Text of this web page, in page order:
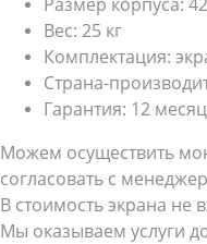
Вес: 25 кг
Комплектация:
Страна-
Гарантия: 12
Можем осуществить
согласовать с
В стоимость экрана не
Мы оказываем услуги